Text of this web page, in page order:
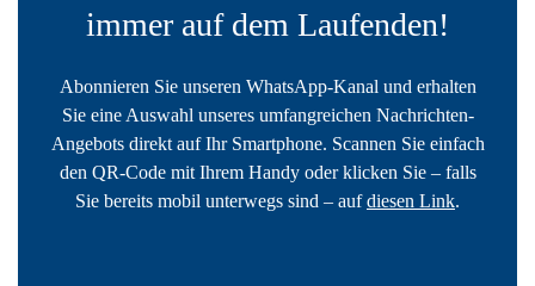
immer auf dem Laufenden!
Abonnieren Sie unseren WhatsApp-Kanal und erhalten
Sie eine Auswahl unseres umfangreichen Nachrichten-
Angebots direkt auf Ihr Smartphone. Scannen Sie einfach
den QR-Code mit Ihrem Handy oder klicken Sie – falls
Sie bereits mobil unterwegs sind – aufdiesen Link.